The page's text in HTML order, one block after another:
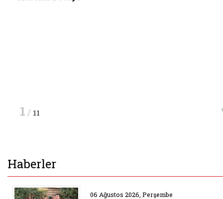
1 / 11
Haberler
Belgeyi aç: etkinlik engelsiz
06 Ağustos 2026, Perşembe